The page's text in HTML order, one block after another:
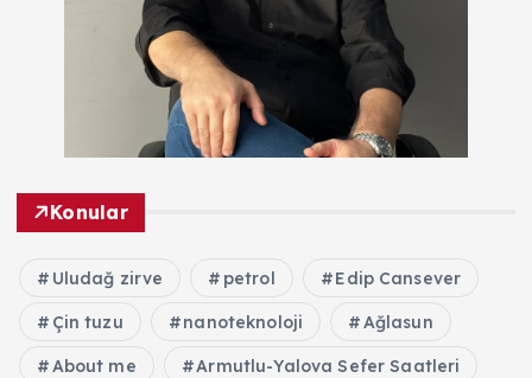
Konular
Uludağ zirve petrol Edip Cansever
Çin tuzu nanoteknoloji Ağlasun
About me Armutlu-Yalova Sefer Saatleri